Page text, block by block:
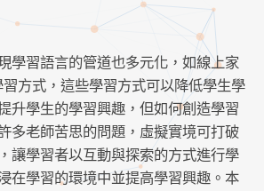
學習語言的管道也多元化，如線上家
方式，這些學習方式可以降低學生學
升學生的學習興趣，但如何創造學習
多老師苦思的問題，虛擬實境可打破
讓學習者以互動與探索的方式進行學
在學習的環境中並提高學習興趣。本